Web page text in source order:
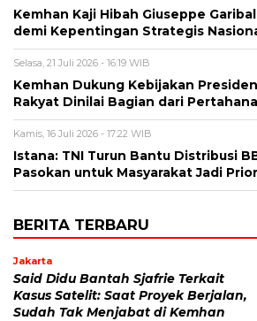
Kemhan Kaji Hibah Giuseppe
demi Kepentingan Strategis
Selasa, 21 Juli 2026 - 16:19 WIB
Kemhan Dukung Kebijakan
Rakyat Dinilai Bagian dari
Kamis, 16 Juli 2026 - 17:22 WIB
Istana: TNI Turun Bantu Distribusi
Pasokan untuk Masyarakat Jadi
BERITA TERBARU
Jakarta
Said Didu Bantah Sjafrie Terkait
Kasus Satelit: Saat Proyek Berjalan,
Sudah Tak Menjabat di Kemhan